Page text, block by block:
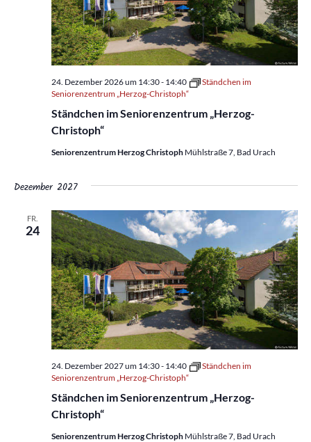
Ständchen im Seniorenzentrum „Herzog-
Christoph“
24. Dezember 2026 um 14:30- 14:40
Ständchen im
Seniorenzentrum „Herzog-Christoph“
Seniorenzentrum Herzog Christoph Mühlstraße 7, Bad Urach
Dezember 2027
FR.
24
Ständchen im Seniorenzentrum „Herzog-
Christoph“
24. Dezember 2027 um 14:30- 14:40
Ständchen im
Seniorenzentrum „Herzog-Christoph“
Seniorenzentrum Herzog Christoph Mühlstraße 7, Bad Urach